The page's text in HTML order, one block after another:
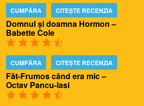
CUMPĂRA CITEȘTE RECENZIA
Domnul și doamna Hormon –
Babette Cole
CUMPĂRA CITEȘTE RECENZIA
Făt-Frumos când era mic –
Octav Pancu-Iasi